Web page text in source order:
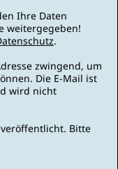
Ihre Daten
weitergegeben!
.
zwingend, um
Die E-Mail ist
wird nicht
Bitte